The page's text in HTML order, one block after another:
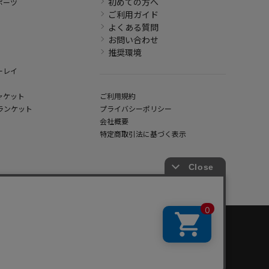
ーツ
レイ
ケット
ンケット
ご利用ガイド
よくある質問
お問い合わせ
推奨環境
ご利用規約
プライバシーポリシー
会社概要
特定商取引法に基づく表示
written permission.